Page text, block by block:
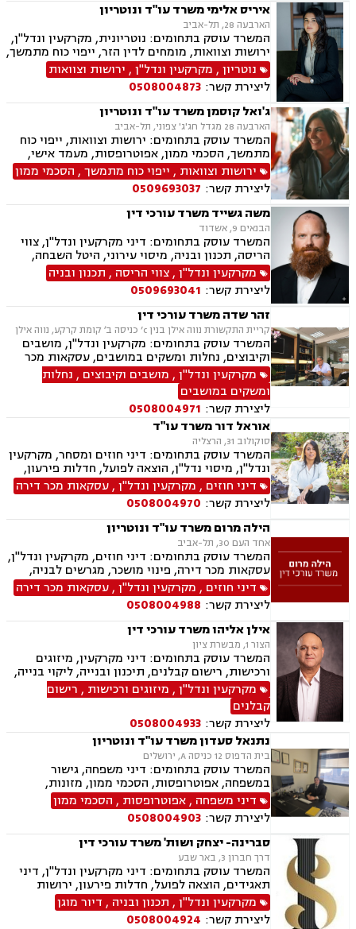
איריס אלימי משרד עו"ד ונוטריון
הארבעה 28, תל-אביב
המשרד עוסק בתחומים: נוטריונית, מקרקעין ונדל"ן,
ירושות וצוואות, מומחים לדין הזר, ייפוי כוח מתמשך,
מיסים, תמ"א 38, אזרחות זרה ודרכון זר.
נוטריון, מקרקעין ונדל"ן, ירושות וצוואות
ליצירת קשר: 0508004873
ג'ואל קוסמן משרד עו"ד ונוטריון
הארבעה 28 מגדל חג'ג' צפוני, תל-אביב
המשרד עוסק בתחומים: ירושות וצוואות, ייפוי כוח
מתמשך, הסכמי ממון, אפוטרופסות, מעמד אישי,
ידועים בציבור, אבהות, חלוקת רכוש, דיני עליה, דיני
מקרקעין, עסקאות מכר דירה מקבלן או יד שניה,
מיסוי מקרקעין, נוטריון עברית צרפתית אנגלית.
ירושות וצוואות , ייפוי כוח מתמשך, הסכמי ממון
ליצירת קשר: 0509693037
משה גשייד משרד עורכי דין
הבנאים 9, אשדוד
המשרד עוסק בתחומים: דיני מקרקעין ונדל"ן, צווי
הריסה, תכנון ובניה, מיסוי עירוני, היטל השבחה,
היטל פיתוח, ארנונה, רשויות מקומיות, רישוי עסקים
מקרקעין ונדל"ן,צווי הריסה , תכנון ובניה
ליצירת קשר: 0509693041
זהר שדה משרד עורכי דין
קריית התקשורת נווה אילן בנין c’ כניסה ב׳ קומת קרקע, נווה אילן
המשרד עוסק בתחומים: מקרקעין ונדל"ן, מושבים
וקיבוצים, נחלות ומשקים במושבים, עסקאות מכר
דירה, מיסוי נדל"ן, ייפוי כוח מתמשך, הסכמי ממון,
חלוקת רכוש, עסקאות מתנה, אפוטרופסות, רשויות
מקומיות, אגודות שיתופיות, גישור ובוררות, דיני
חוזים.
מקרקעין ונדל"ן, מושבים וקיבוצים , נחלות
ומשקים במושבים
ליצירת קשר: 0508004971
אוראל דור משרד עו"ד
סוקולוב 31, הרצליה
המשרד עוסק בתחומים: דיני חוזים ומסחר, מקרקעין
ונדל"ן, מיסוי נדל"ן, הוצאה לפועל, חדלות פירעון,
גביית חובות, משפט אזרחי.
דיני חוזים , מקרקעין ונדל"ן,עסקאות מכר דירה
ליצירת קשר: 0508004970
הילה מרום משרד עו"ד ונוטריון
אחד העם 30, תל-אביב
המשרד עוסק בתחומים: דיני חוזים, מקרקעין ונדל"ן,
עסקאות מכר דירה, פינוי מושכר, מגרשים לבניה,
מיסוי מקרקעין, ירושות וצוואת, ייפוי כוח מתמשך,
נוטריון.
דיני חוזים , מקרקעין ונדל"ן,עסקאות מכר דירה
ליצירת קשר: 0508004988
אילן אליהו משרד עורכי דין
הצור 1, מבשרת ציון
המשרד עוסק בתחומים: דיני מקרקעין, מיזוגים
ורכישות, רישום קבלנים, תיכנון ובנייה, ליקוי בנייה,
מגרשים לבנייה.
מקרקעין ונדל"ן, מיזוגים ורכישות , רישום
קבלנים
ליצירת קשר: 0508004933
נתנאל סעדון משרד עו"ד ונוטריון
בית הדפוס 12 כניסה A, ירושלים
המשרד עוסק בתחומים: דיני משפחה, גישור
במשפחה, אפוטרופסות, הסכמי ממון, מזונות,
משמורת, גירושין, טוען רבני, חלוקת רכוש, מעמד
אישי, תיאום הורי, זמני שהות, ניכור הורי, עסקאות
מתנה, ידועים בציבור, ירושות וצוואות, נוטריון, ייפוי
כוח מתמשך, הוצאה לפועל, חדלות פירעון, תביעות
מסחריות, דיני חוזים, מקרקעין ונדל"ן, עסקאות מכר
דירה, עסקאות מכר יד שניה מקבלן, משפט מסחרי,
דיני חברות, ליטיגציה מסחרית ונדל"נית, דיני
עמותות
דיני משפחה ,אפוטרופסות , הסכמי ממון
ליצירת קשר: 0508004903
סברינה- יצחק ושות' משרד עורכי דין
דרך חברון 3, באר שבע
המשרד עוסק בתחומים: דיני מקרקעין ונדל"ן, דיני
תאגידים, הוצאה לפועל, חדלות פירעון, ירושות
וצוואת.
מקרקעין ונדל"ן, תכנון ובניה , דיור מוגן
ליצירת קשר: 0508004924